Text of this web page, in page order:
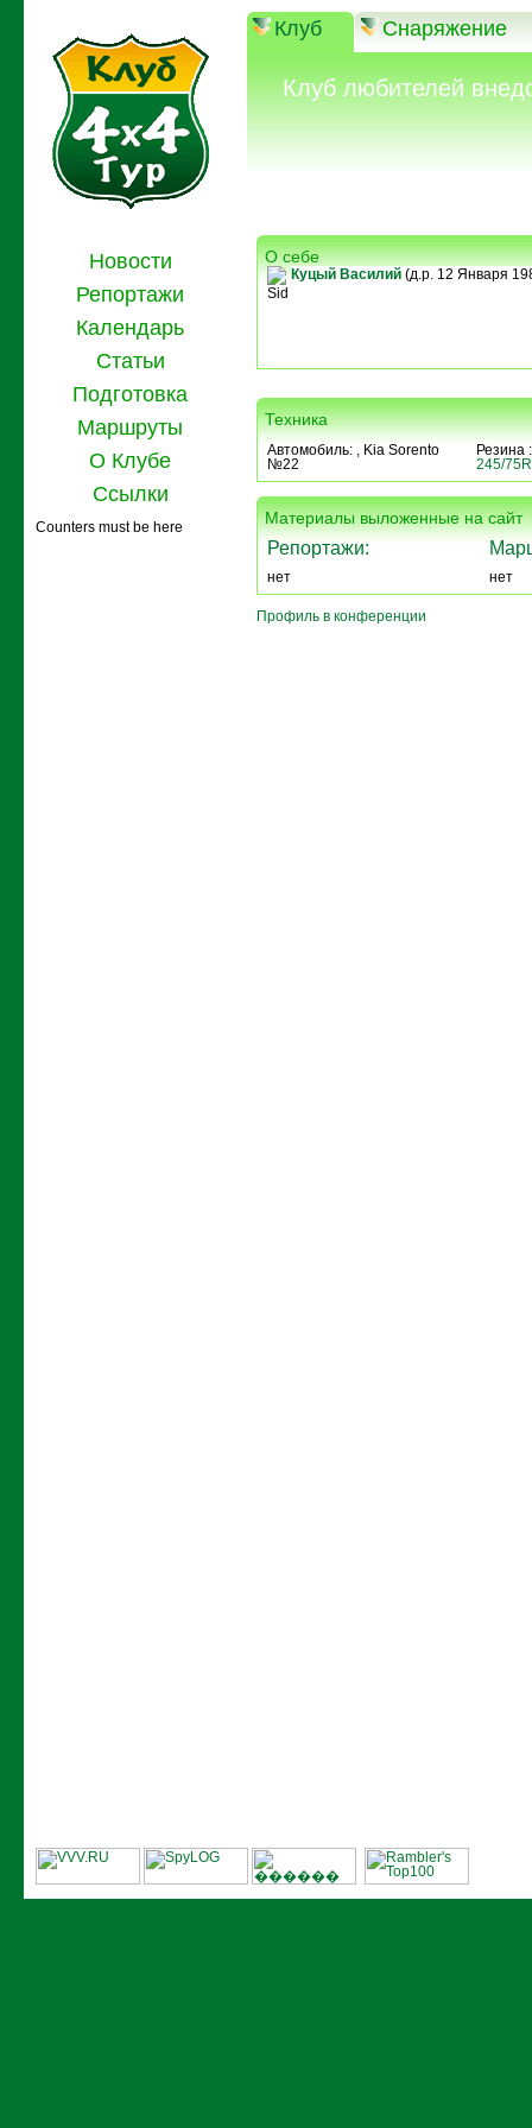
Клуб Снаряжение
Клуб любителей
Новости
Репортажи
Календарь
Статьи
Подготовка
Маршруты
О Клубе
Ссылки
Counters must be here
О себе
Sid
Куцый Василий(д.р. 12 Января
Техника
Автомобиль: , Kia Sorento
№22
Резина
245/
Материалы выложенные на сайт
Репортажи:
нет нет
Профиль в конференции